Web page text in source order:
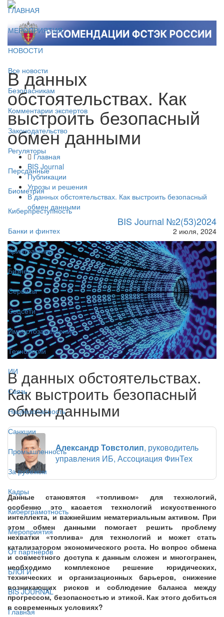
ГЛАВНАЯ
МЕРОПРИЯТИЯ
НОВОСТИ
Все новости
Безопасникам
Комментарии экспертов
Законодательство
Регуляторы
Персданные
Биометрия
Киберпреступность
Банки и финтех
Криптоактивы
Бизнес
Сервисы
Соцсети
Импортозамещение
Технологии
ИИ
Связь
Нацбезопасность
Санкции
Промышленность
За рубежом
Кадры
Киберграмотность
Мероприятия
От партнёров
БЛОГИ
BIS JOURNAL
Главная
В данных
обстоятельствах. Как
выстроить безопасный
обмен данными
Главная
BIS Journal
Публикации
Угрозы и решения
В данных обстоятельствах. Как выстроить безопасный
обмен данными
BIS Journal №2(53)2024
2 июля, 2024
В данных обстоятельствах.
Как выстроить безопасный
обмен данными
Александр Товстолип, руководитель
управления ИБ, Ассоциация ФинТех
Данные становятся «топливом» для технологий,
особенно это касается технологий искусственного
интеллекта, и важнейшим нематериальным активом. При
этом обмен данными помогает решить проблему
нехватки «топлива» для технологий и может стать
катализатором экономического роста. Но вопрос обмена
и совместного доступа к данным сложен и многогранен,
необходимо комплексное решение юридических,
технических и организационных барьеров, снижение
возникающих рисков и соблюдение баланса между
прогрессом, безопасностью и этикой. Как этого добиться
в современных условиях?